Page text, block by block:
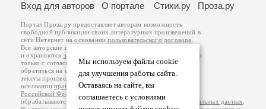
Мы используем файлы cookie
для улучшения работы сайта.
Оставаясь на сайте, вы
соглашаетесь с условиями
Вход для авторов
О портале Стихи.ру Проза.ру
Портал Проза.ру предоставляет авторам возможность
свободной публикации своих литературных произведений в
сети Интернет на основаниипользовательского договора
Все авторские права на произведения принадлежат авторам
и охраняются законом
. Перепечатка произведений возможна
только с согласия его автора, к которому вы можете
обратиться на его авторской странице. Ответственность за
тексты произведений авторы несут самостоятельно на
основанииправил публикацииизаконодательства
Российской Федерации
обрабатываются на основанииПолитики обработки персональных данных